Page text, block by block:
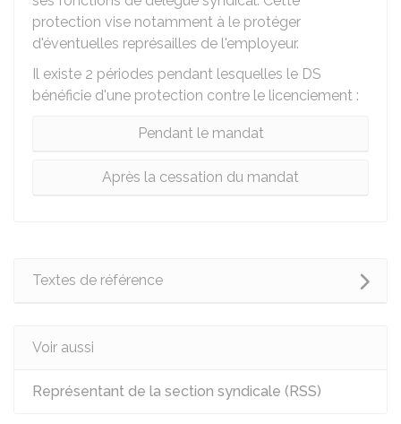
protection vise notamment à le protéger
d'éventuelles représailles de l'employeur.
Il existe 2 périodes pendant lesquelles le DS
bénéficie d'une protection contre le licenciement :
Pendant le mandat
Après la cessation du mandat
Textes de référence
Voir aussi
Représentant de la section syndicale (RSS)